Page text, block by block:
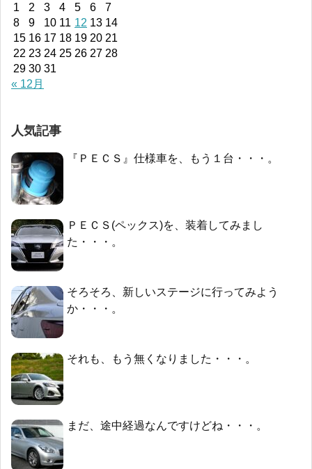
1
2 3 4 5 6
7
8
9 10 11 12 13 14
15 16 17 18 19 20 21
22 23 24 25 26 27 28
29 30 31
« 12月
人気記事
『ＰＥＣＳ』仕様車を、もう１台・・・。
ＰＥＣＳ(ペックス)を、装着してみまし
た・・・。
そろそろ、新しいステージに行ってみよう
か・・・。
それも、もう無くなりました・・・。
まだ、途中経過なんですけどね・・・。